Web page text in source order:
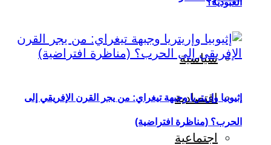
سياسية
اقتصادية
اجتماعية
العبودية؟
إثيوبيا وإريتريا وجبهة تيغراي: من يجر القرن الإفريقي إلى
الحرب؟ (مناظرة افتراضية)